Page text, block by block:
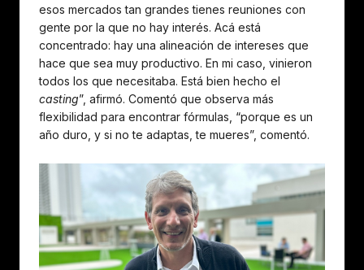
esos mercados tan grandes tienes reuniones con
gente por la que no hay interés. Acá está
concentrado: hay una alineación de intereses que
hace que sea muy productivo. En mi caso, vinieron
todos los que necesitaba. Está bien hecho el
casting”, afirmó. Comentó que observa más
flexibilidad para encontrar fórmulas, “porque es un
año duro, y si no te adaptas, te mueres”, comentó.